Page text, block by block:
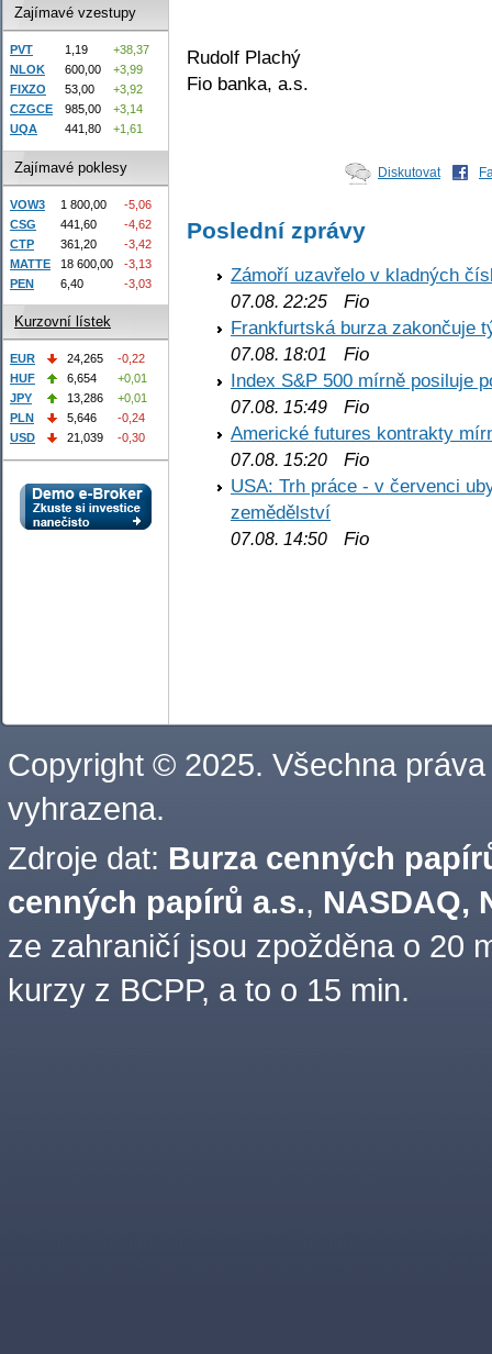
Rudolf Plachý
Fio banka, a.s.
Diskutovat
Poslední zprávy
Zámoří uzavřelo v kladných
07.08. 22:25 Fio
Frankfurtská burza zakončuje
07.08. 18:01
Fio
Index S&P 500 mírně posiluje
07.08. 15:49 Fio
Americké futures kontrakty
07.08. 15:20 Fio
USA: Trh práce - v červenci
zemědělství
07.08. 14:50 Fio
Zajímavé vzestupy
PVT 1,19
+38,37
NLOK
600,00
+3,99
FIXZO
53,00
+3,92
CZGCE
985,00
+3,14
UQA
441,80 +1,61
Zajímavé poklesy
VOW3 1 800,00
-5,06
CSG
441,60
-4,62
CTP
361,20
-3,42
MATTE
18 600,00
-3,13
PEN
6,40 -3,03
Kurzovní lístek
EUR 24,265
-0,22
HUF
6,654
+0,01
JPY
13,286
+0,01
PLN
5,646
-0,24
USD
21,039 -0,30
Copyright © 2025. Všechna práva
vyhrazena.
Zdroje dat: Burza cenných
cenných papírů a.s., NASDAQ,
ze zahraničí jsou zpožděna o 20
kurzy z BCPP, a to o 15 min.